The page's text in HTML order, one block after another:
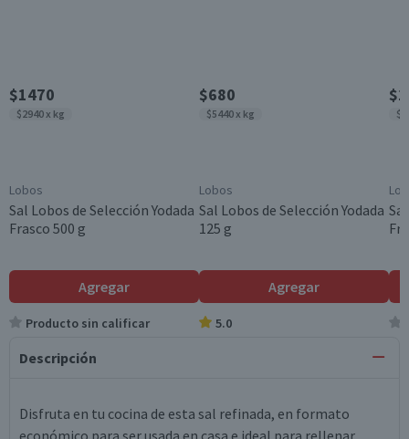
$1470
$2940 x kg
Lobos
Sal Lobos de Selección Yodada
Frasco 500 g
Agregar
Producto sin calificar
$680
$5440 x kg
Lobos
Sal Lobos de Selección Yodada
125 g
Agregar
5.0
Descripción
Disfruta en tu cocina de esta sal refinada, en formato
económico para ser usada en casa e ideal para rellenar